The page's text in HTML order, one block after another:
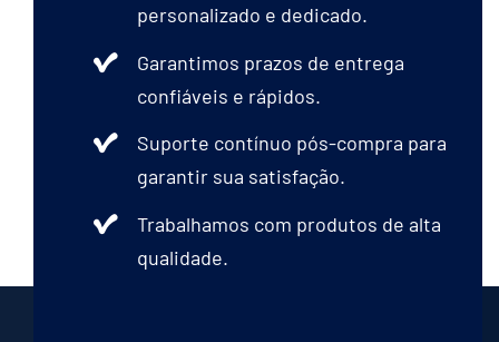
personalizado e dedicado.
Garantimos prazos de entrega
confiáveis e rápidos.
Suporte contínuo pós-compra para
garantir sua satisfação.
Trabalhamos com produtos de alta
qualidade.